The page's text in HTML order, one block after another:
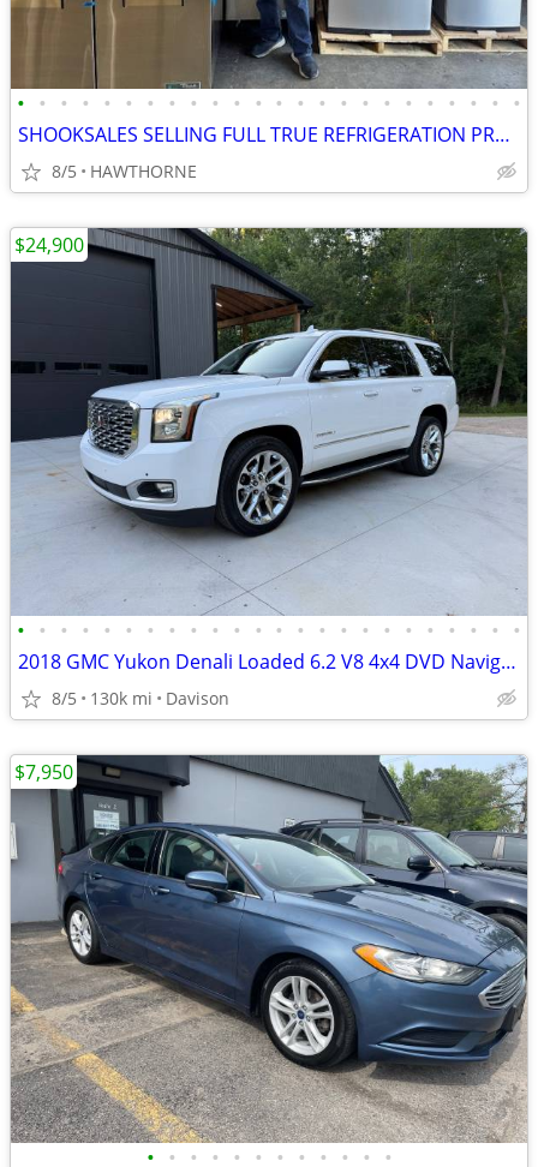
• • • • • • • • • • • • • • • • • • • • • • • •
SHOOKSALES SELLING FULL TRUE REFRIGERATION PRODUCT LINE
8/5 HAWTHORNE
• • • • • • • • • • • • • • • • • • • • • • • •
2018 GMC Yukon Denali Loaded 6.2 V8 4x4 DVD Navigation Sunroof
8/5 130k mi Davison
$24,900
• • • • • • • • • • • •
$7,950